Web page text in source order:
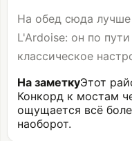
На обед сюда лучше
L'Ardoise: он по
классическое
На заметкуЭтот
Конкорд к мостам
ощущается всё
наоборот.